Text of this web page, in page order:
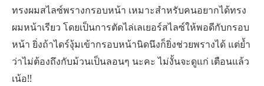
ทรงผมสไลซ์พรางกรอบหน้า เหมาะสำหรับคนอยากได้ทรง
ผมหน้าเรียว โดยเป็นการตัดไล่เลเยอร์สไลซ์ให้พอดีกับกรอบ
หน้า ยิ่งถ้าไดร์งุ้มเข้ากรอบหน้านิดนึงก็ยิ่งช่วยพรางได้ แต่ย้ำ
ว่าไม่ต้องถึงกับม้วนเป็นลอนๆ นะคะ ไม่งั้นจะดูแก่ เตือนแล้ว
เน้อ!!